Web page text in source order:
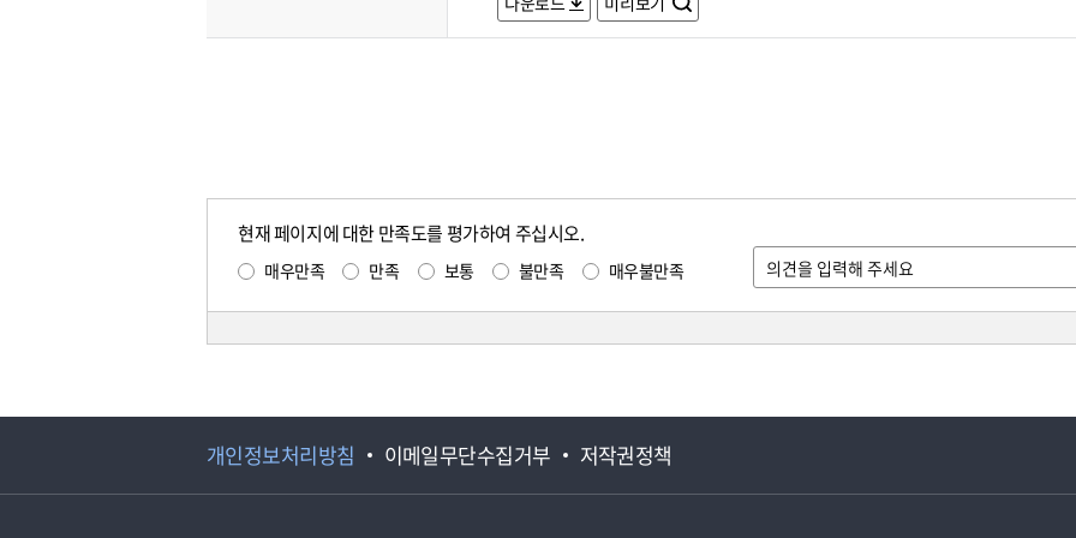
현재 페이지에 대한 만족도를 평가하여 주십시오.
매우만족 만족 보통 불만족 매우불만족
개인정보처리방침 이메일무단수집거부 저작권정책